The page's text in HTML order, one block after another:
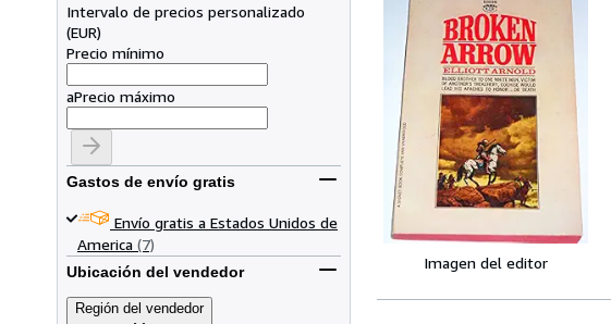
Intervalo de precios personalizado
(EUR)
Precio mínimo
aPrecio máximo
Gastos de envío gratis
Envío gratis a Estados Unidos de
America (7)
Ubicación del vendedor
Región del vendedor
Imagen del editor